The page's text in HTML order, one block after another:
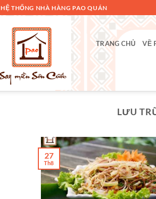
HỆ THỐNG NHÀ HÀNG PAO QUÁN
TRANG CHỦ VỀ
LƯU
27
Th8